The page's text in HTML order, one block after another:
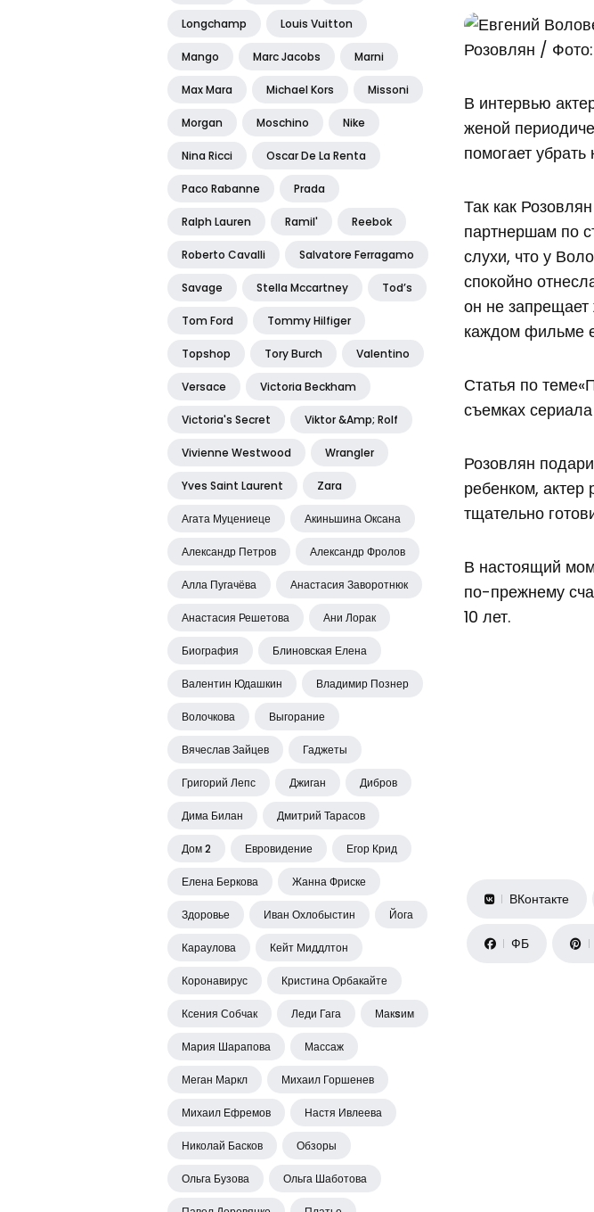
Longchamp Louis Vuitton
Mango Marc Jacobs Marni
Max Mara Michael Kors Missoni
Morgan Moschino Nike
Nina Ricci Oscar De La Renta
Paco Rabanne Prada
Ralph Lauren Ramil' Reebok
Roberto Cavalli Salvatore Ferragamo
Savage Stella Mccartney Tod’s
Tom Ford Tommy Hilfiger
Topshop Tory Burch Valentino
Versace Victoria Beckham
Victoria's Secret Viktor &amp; Rolf
Vivienne Westwood Wrangler
Yves Saint Laurent Zara
Агата Муцениеце Акиньшина Оксана
Александр Петров Александр Фролов
Алла Пугачёва Анастасия Заворотнюк
Анастасия Решетова Ани Лорак
Биография Блиновская Елена
Валентин Юдашкин Владимир Познер
Волочкова Выгорание
Вячеслав Зайцев Гаджеты
Григорий Лепс Джиган Дибров
Дима Билан Дмитрий Тарасов
Дом 2 Евровидение Егор Крид
Елена Беркова Жанна Фриске
Здоровье Иван Охлобыстин Йога
Караулова Кейт Миддлтон
Коронавирус Кристина Орбакайте
Ксения Собчак Леди Гага Макsим
Мария Шарапова Массаж
Меган Маркл Михаил Горшенев
Михаил Ефремов Настя Ивлеева
Николай Басков Обзоры
Ольга Бузова Ольга Шаботова
Розовлян /
В интервью
женой
помогает
Так как
партнершам по
слухи, что у
спокойно
он не запрещает
каждом фильме
Статья по
съемках сериала
Розовлян
ребенком, актер
тщательно
В настоящий
по-прежнему
10 лет.
ВКонтакте
ФБ